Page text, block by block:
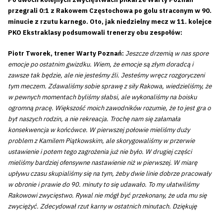
przegrali 0:1 z Rakowem Częstochowa po golu straconym w 90.
minucie z rzutu karnego. Oto, jak niedzielny mecz w 11. kolejce
PKO Ekstraklasy podsumowali trenerzy obu zespołów:
Piotr Tworek, trener Warty Poznań: Jeszcze drzemią w nas spore
emocje po ostatnim gwizdku. Wiem, że emocje są złym doradcą i
zawsze tak będzie, ale nie jesteśmy źli. Jesteśmy wręcz rozgoryczeni
tym meczem. Zdawaliśmy sobie sprawę z siły Rakowa, wiedzieliśmy, że
w pewnych momentach byliśmy słabsi, ale wykonaliśmy na boisku
ogromną pracę. Większość moich zawodników rozumie, że to jest gra o
byt naszych rodzin, a nie rekreacja. Trochę nam się załamała
konsekwencja w końcówce. W pierwszej połowie mieliśmy duży
problem z Kamilem Piątkowskim, ale skorygowaliśmy w przerwie
ustawienie i potem tego zagrożenia już nie było. W drugiej części
mieliśmy bardziej ofensywne nastawienie niż w pierwszej. W miarę
upływu czasu skupialiśmy się na tym, żeby dwie linie dobrze pracowały
w obronie i prawie do 90. minuty to się udawało. To my ułatwiliśmy
Rakowowi zwycięstwo. Rywal nie mógł być przekonany, że uda mu się
zwyciężyć. Zdecydował rzut karny w ostatnich minutach. Dziękuję